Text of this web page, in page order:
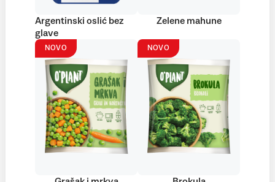
Argentinski oslić bez
glave
Zelene mahune
NOVO NOVO